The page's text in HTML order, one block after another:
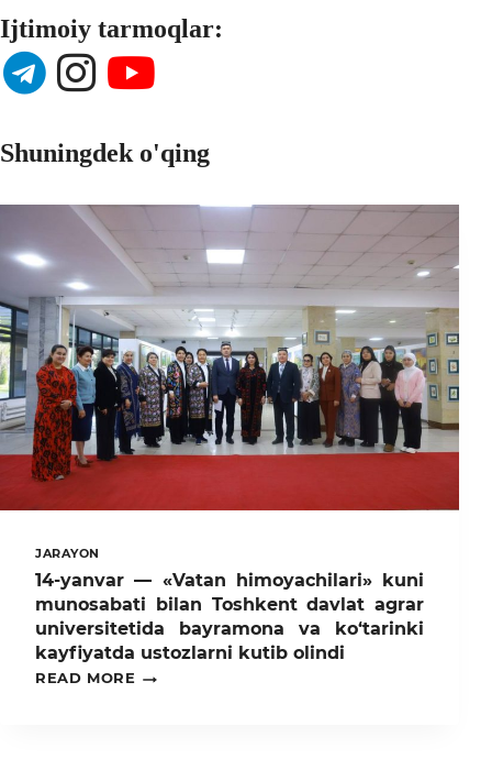
Ijtimoiy tarmoqlar:
Shuningdek o'qing
JARAYON
14-yanvar — «Vatan himoyachilari» kuni
munosabati bilan Toshkent davlat agrar
universitetida bayramona va ko‘tarinki
kayfiyatda ustozlarni kutib olindi
READ MORE
14-